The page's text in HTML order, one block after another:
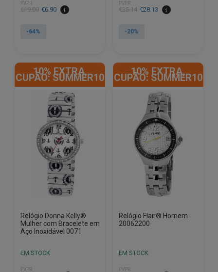
PVPR
€19.00
O
original
€6.90
O
atual
-64%
PVPR
€35.14
O
original
€28.13
O
atual
-20%
10% EXTRA,
CUPÃO: SUMMER10
Relógio Donna Kelly®
Mulher com Bracelete em
Aço Inoxidável 0071
EM STOCK
PVPR
10% EXTRA,
CUPÃO: SUMMER10
Relógio Flair® Homem
20062200
EM STOCK
PVPR